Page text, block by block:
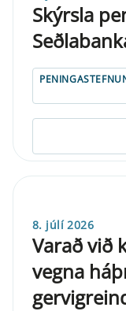
Skýrsla
8. júlí 2026
Varað
vegna